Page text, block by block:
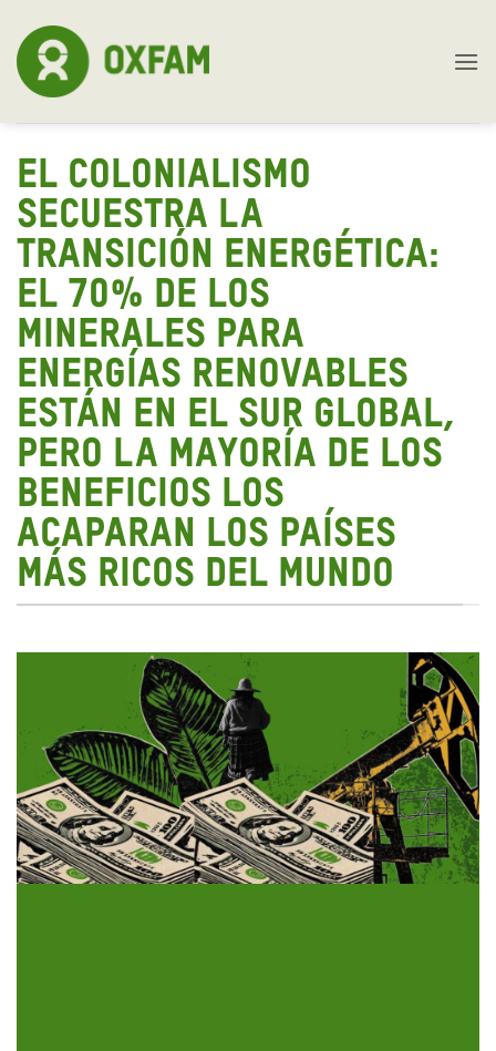
content
EL COLONIALISMO
SECUESTRA LA
TRANSICIÓN ENERGÉTICA:
EL 70% DE LOS
MINERALES PARA
ENERGÍAS RENOVABLES
ESTÁN EN EL SUR GLOBAL,
PERO LA MAYORÍA DE LOS
BENEFICIOS LOS
ACAPARAN LOS PAÍSES
MÁS RICOS DEL MUNDO